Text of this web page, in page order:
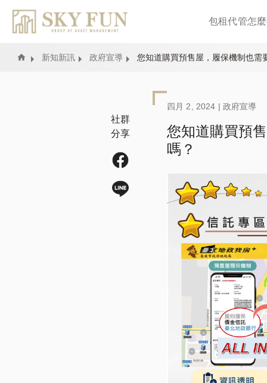
包租代管怎
Home 新知新訊 政府宣導 您知道購買預售屋，履保機制也需
四月 2, 2024 | 政府宣導
您知道購買預
嗎？
社群
分享